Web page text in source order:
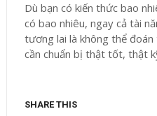
Dù bạn có kiến thức bao
có bao nhiêu, ngay cả tài
tương lai là không thể
cần chuẩn bị thật tốt, thật
SHARE THIS